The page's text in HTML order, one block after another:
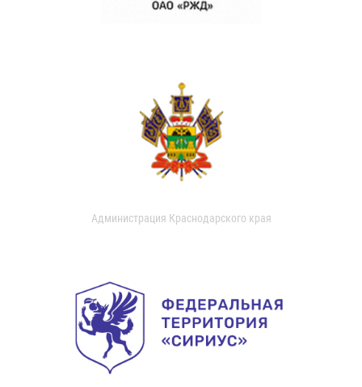
Администрация Краснодарского края